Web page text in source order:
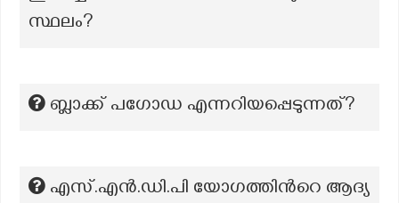
സ്ഥലം?
ബ്ലാക്ക് പഗോഡ എന്നറിയപ്പെടുന്നത്?
എസ്.എന്‍.ഡി.പി യോഗത്തിന്‍റെ ആദ്യ